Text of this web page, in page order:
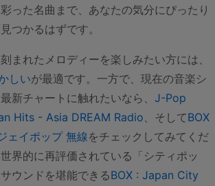
った名曲まで、あなたの気分にぴったり
つかるはずです。
まれたメロディーを楽しみたい方には、
しいが最適です。一方で、現在の音楽シ
新チャートに触れたいなら、 J-Pop
Hits - Asia DREAM Radio 、そしてBOX
ェイポップ 無線をチェックしてみてくだ
界的に再評価されている「シティポッ
ウンドを堪能できるBOX : Japan City